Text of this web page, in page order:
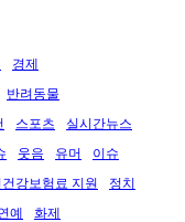
경제
반려동물
스포츠
실시간뉴스
웃음 유머
이슈
강보험료 지원
정치
예 화제